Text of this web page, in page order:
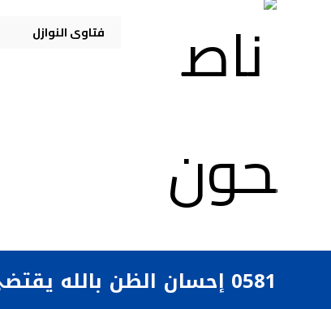
فتاوى النوازل
0581 إحسان الظن بالله يقتضي إحسان العمل